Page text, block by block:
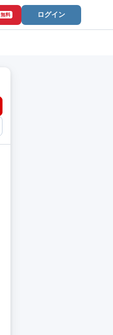
無料 ログイン